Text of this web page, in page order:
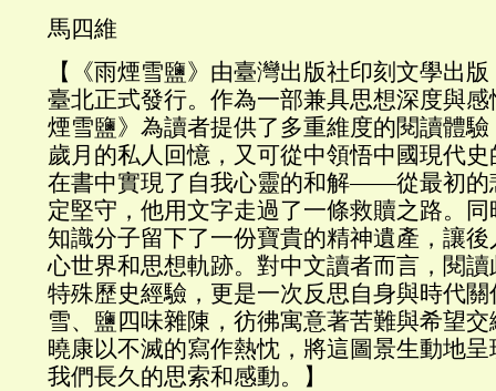
馬四維
【《雨煙雪鹽》由臺灣出版社印刻文學出
臺北正式發行。作為一部兼具思想深度與
煙雪鹽》為讀者提供了多重維度的閱讀體
歲月的私人回憶，又可從中領悟中國現代
在書中實現了自我心靈的和解——從最初的
定堅守，他用文字走過了一條救贖之路。
知識分子留下了一份寶貴的精神遺產，讓
心世界和思想軌跡。對中文讀者而言，閱
特殊歷史經驗，更是一次反思自身與時代
雪、鹽四味雜陳，彷彿寓意著苦難與希望
曉康以不滅的寫作熱忱，將這圖景生動地
我們長久的思索和感動。】